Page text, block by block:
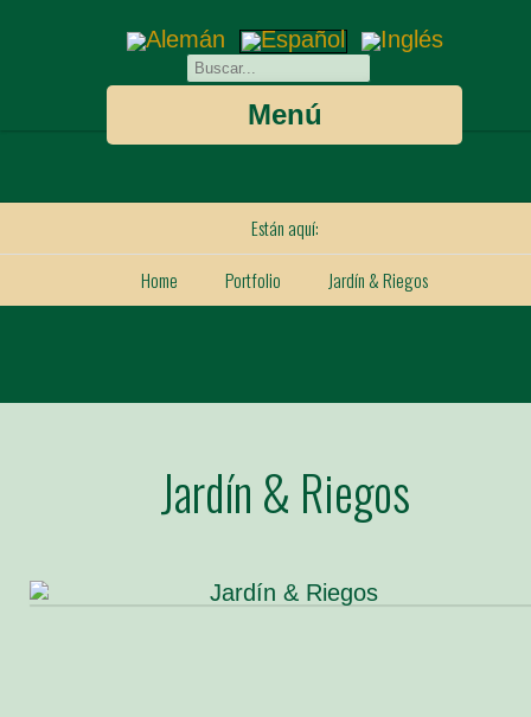
Menú
Están aquí:
Home
Portfolio Jardín & Riegos
Jardín & Riegos